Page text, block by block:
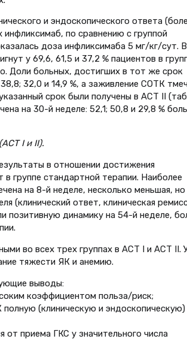
и эндоскопического ответа
по сравнению с группой
доза инфликсимаба 5 мг/кг/сут. В
у 69,6, 61,5 и 37,2 % пациентов в
Доли больных, достигших в тот же срок
32,0 и 14,9 %, а заживление СОТК
срок были получены в АСТ II
на 30-й неделе: 52,1; 50,8 и 29,8 %
I и II).
в отношении достижения
группе стандартной терапии. Наиболее
на 8-й неделе, несколько меньшая, но
(клинический ответ, клиническая
позитивную динамику на 54-й неделе,
во всех трех группах в АСТ I и АСТ II.
тяжести ЯК и анемию.
выводы:
коэффициентом польза/риск;
(клиническую и эндоскопическую)
от приема ГКС у значительного числа